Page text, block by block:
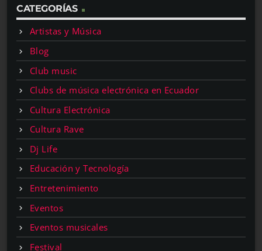
CATEGORÍAS
Artistas y Música
Blog
Club music
Clubs de música electrónica en Ecuador
Cultura Electrónica
Cultura Rave
Dj Life
Educación y Tecnología
Entretenimiento
Eventos
Eventos musicales
Festival